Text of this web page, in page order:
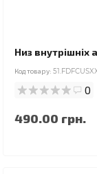
Низ внутрішніх
Код товару:
0
490.00 грн.